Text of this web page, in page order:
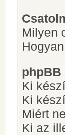
Milyen
phpBB
Ki
Ki
Miért
Ki az